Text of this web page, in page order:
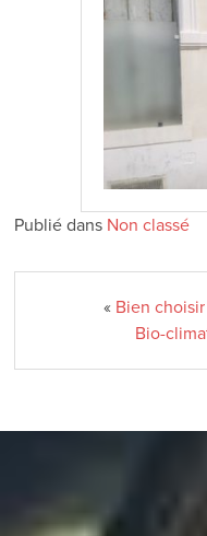
Publié dans Non classé
« Bien
Bio-